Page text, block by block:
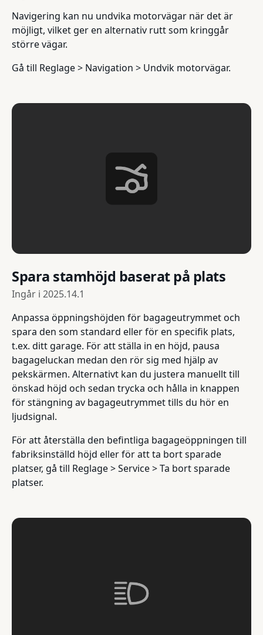
Navigering kan nu undvika motorvägar när det är
möjligt, vilket ger en alternativ rutt som kringgår
större vägar.
Gå till Reglage > Navigation > Undvik motorvägar.
Spara stamhöjd baserat på plats
Ingår i 2025.14.1
Anpassa öppningshöjden för bagageutrymmet och
spara den som standard eller för en specifik plats,
t.ex. ditt garage. För att ställa in en höjd, pausa
bagageluckan medan den rör sig med hjälp av
pekskärmen. Alternativt kan du justera manuellt till
önskad höjd och sedan trycka och hålla in knappen
för stängning av bagageutrymmet tills du hör en
ljudsignal.
För att återställa den befintliga bagageöppningen till
fabriksinställd höjd eller för att ta bort sparade
platser, gå till Reglage > Service > Ta bort sparade
platser.